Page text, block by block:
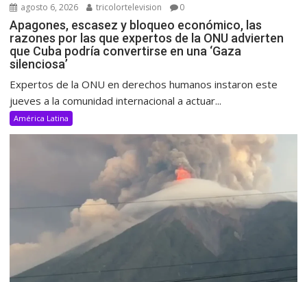
agosto 6, 2026 tricolortelevision 0
Apagones, escasez y bloqueo económico, las
razones por las que expertos de la ONU advierten
que Cuba podría convertirse en una ‘Gaza
silenciosa’
Expertos de la ONU en derechos humanos instaron este
jueves a la comunidad internacional a actuar...
América Latina